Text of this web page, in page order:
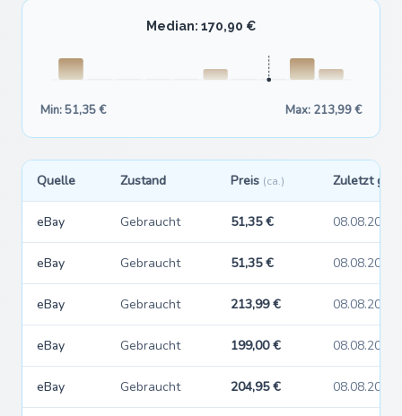
Median: 170,90 €
Min: 51,35 € Max: 213,99 €
Quelle Zustand Preis (ca.) Zuletzt
eBay Gebraucht 51,35 € 08.08.2026
eBay Gebraucht 51,35 € 08.08.2026
eBay Gebraucht 213,99 € 08.08.2026
eBay Gebraucht 199,00 € 08.08.2026
eBay Gebraucht 204,95 € 08.08.2026